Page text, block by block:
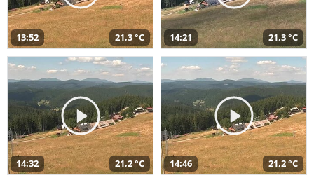
13:52 21,3 °C 14:21 21,3 °C
14:32 21,2 °C 14:46 21,2 °C